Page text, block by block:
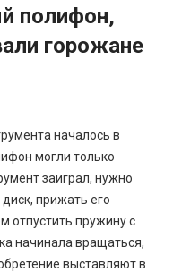
полифон,
горожане
началось в
могли только
заиграл, нужно
прижать его
отпустить пружину с
начинала вращаться,
выставляют в